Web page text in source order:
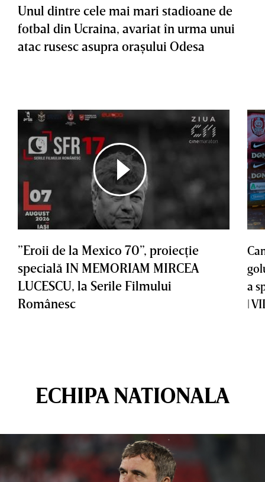
Unul dintre cele mai mari stadioane de
fotbal din Ucraina, avariat în urma unui
atac rusesc asupra oraşului Odesa
”Eroii de la Mexico 70”, proiecţie
specială IN MEMORIAM MIRCEA
LUCESCU, la Serile Filmului
Românesc
a
|
ECHIPA NATIONALA